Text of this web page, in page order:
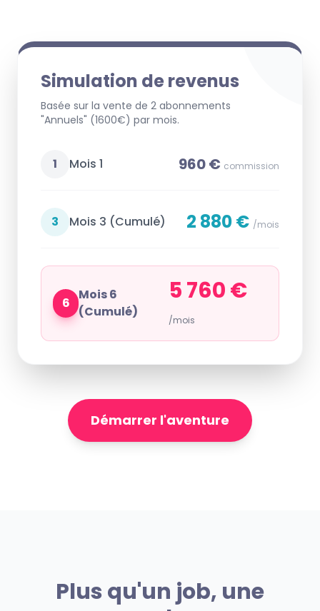
Simulation de revenus
Basée sur la vente de 2 abonnements
"Annuels" (1600€) par mois.
1 Mois 1 960 € commission
3 Mois 3 (Cumulé) 2 880 € /mois
6
Mois 6
(Cumulé)
5 760 €
/mois
Démarrer l'aventure
Plus qu'un job, une